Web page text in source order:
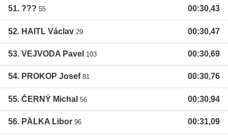
51. ??? 55 00:30,43
52. HAITL Václav 29 00:30,47
53. VEJVODA Pavel 103 00:30,69
54. PROKOP Josef81 00:30,76
55. ČERNÝ Michal 56 00:30,94
56. PÁLKA Libor 96 00:31,09